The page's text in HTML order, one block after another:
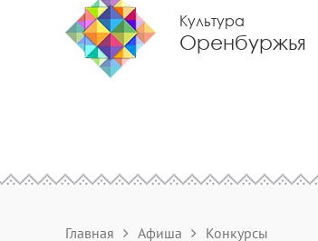
Культура
Оренбуржья
Главная Афиша Конкурсы